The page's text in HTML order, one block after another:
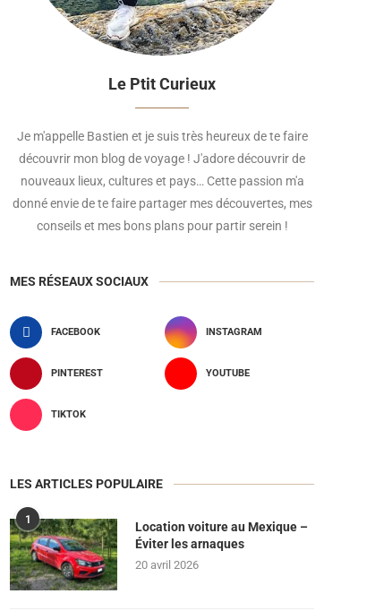
Le Ptit Curieux
Je m'appelle Bastien et je suis très heureux de te faire
découvrir mon blog de voyage ! J'adore découvrir de
nouveaux lieux, cultures et pays… Cette passion m'a
donné envie de te faire partager mes découvertes, mes
conseils et mes bons plans pour partir serein !
MES RÉSEAUX SOCIAUX
FACEBOOK INSTAGRAM
PINTEREST YOUTUBE
TIKTOK
LES ARTICLES POPULAIRE
1
Location voiture au Mexique –
Éviter les arnaques
20 avril 2026